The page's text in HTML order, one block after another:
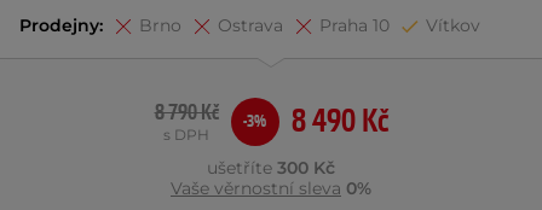
Prodejny: Brno Ostrava Praha 10 Vítkov
8 490 Kč
8 790 Kč
s DPH
-3%
ušetříte 300 Kč
Vaše věrnostní sleva 0%